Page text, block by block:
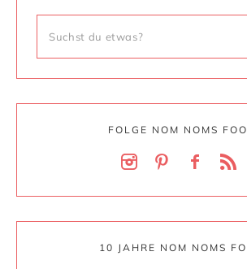
FOLGE NOM NOMS
10 JAHRE NOM NOMS